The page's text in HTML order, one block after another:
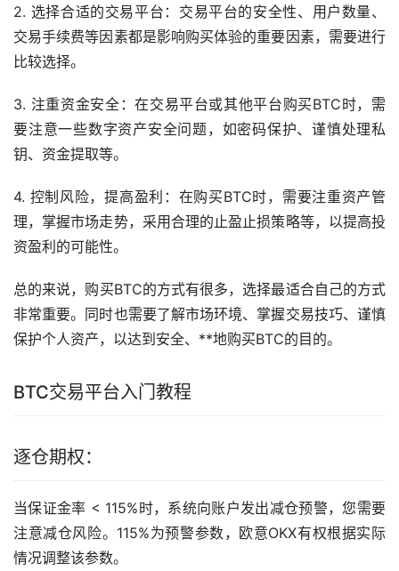
2. 选择合适的交易平台：交易平台的安全性、用户数量、
交易手续费等因素都是影响购买体验的重要因素，需要进行
比较选择。
3. 注重资金安全：在交易平台或其他平台购买BTC时，需
要注意一些数字资产安全问题，如密码保护、谨慎处理私
钥、资金提取等。
4. 控制风险，提高盈利：在购买BTC时，需要注重资产管
理，掌握市场走势，采用合理的止盈止损策略等，以提高投
资盈利的可能性。
总的来说，购买BTC的方式有很多，选择最适合自己的方式
非常重要。同时也需要了解市场环境、掌握交易技巧、谨慎
保护个人资产，以达到安全、**地购买BTC的目的。
BTC交易平台入门教程
逐仓期权：
当保证金率 < 115%时，系统向账户发出减仓预警，您需要
注意减仓风险。115%为预警参数，欧意OKX有权根据实际
情况调整该参数。